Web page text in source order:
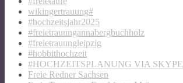
wikingertrauung#
#hochzeitsjahr2025
#freietrauungannabergbuchholz
#freietrauungleipzig
#hobbithochzeit
#HOCHZEITSPLANUNG VIA SKYPE
Freie Redner Sachsen